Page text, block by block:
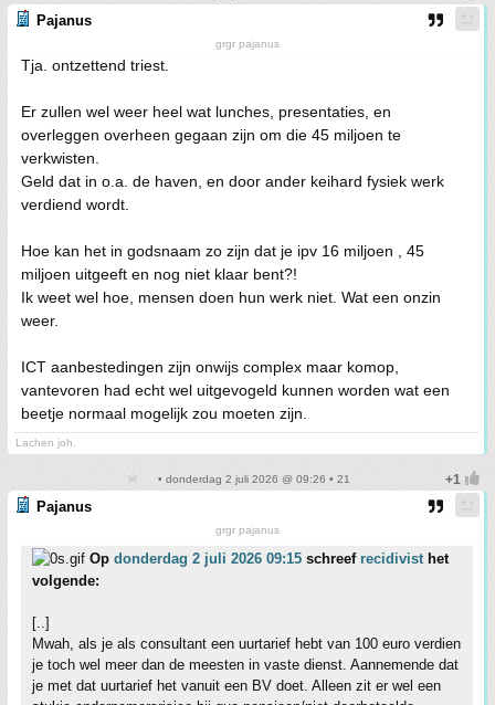
Pajanus
grgr pajanus
Tja. ontzettend triest.
Er zullen wel weer heel wat lunches, presentaties, en
overleggen overheen gegaan zijn om die 45 miljoen te
verkwisten.
Geld dat in o.a. de haven, en door ander keihard fysiek werk
verdiend wordt.
Hoe kan het in godsnaam zo zijn dat je ipv 16 miljoen , 45
miljoen uitgeeft en nog niet klaar bent?!
Ik weet wel hoe, mensen doen hun werk niet. Wat een onzin
weer.
ICT aanbestedingen zijn onwijs complex maar komop,
vantevoren had echt wel uitgevogeld kunnen worden wat een
beetje normaal mogelijk zou moeten zijn.
Lachen joh.
• donderdag 2 juli 2026 @ 09:26 • 21
Pajanus
grgr pajanus
Op donderdag 2 juli 2026 09:15 schreef recidivisthet
volgende:
[..]
Mwah, als je als consultant een uurtarief hebt van 100 euro verdien
je toch wel meer dan de meesten in vaste dienst. Aannemende dat
je met dat uurtarief het vanuit een BV doet. Alleen zit er wel een